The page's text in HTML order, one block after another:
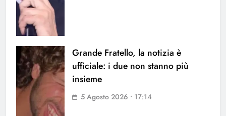
Grande Fratello, la notizia è
ufficiale: i due non stanno più
insieme
5 Agosto 2026 • 17:14